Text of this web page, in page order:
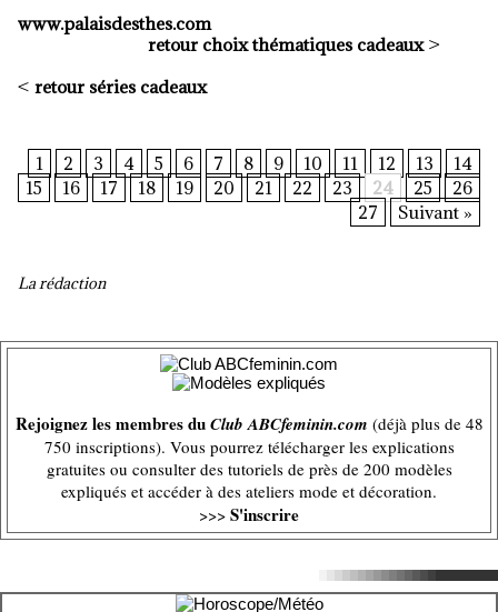
www.palaisdesthes.com
retour choix thématiques cadeaux>
< retour séries cadeaux
1 2 3 4 5 6 7 8 9 10 11 12 13
14
15
16 17 18 19 20 21 22 23 24 25
26
27
Suivant »
La rédaction
Rejoignez les membres duClub ABCfeminin.com (déjà plus de 48
750 inscriptions). Vous pourrez télécharger les explications
gratuites ou consulter des tutoriels de près de 200 modèles
expliqués et accéder à des ateliers mode et décoration.
>>> S'inscrire